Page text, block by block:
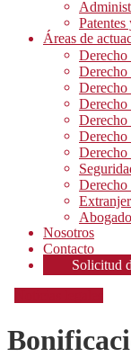
Áreas de
Derecho
Derecho
Derecho
Derecho
Derecho
Derecho
Nosotros
Contacto
Solicitud